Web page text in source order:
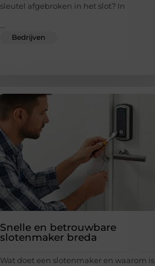
sleutel afgebroken in het slot? In
...
Bedrijven
Snelle en betrouwbare
slotenmaker breda
Wat doet een slotenmaker en waarom is